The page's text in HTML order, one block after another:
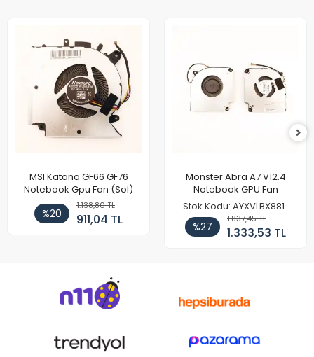
MSI Katana GF66 GF76
Notebook Gpu Fan (Sol)
%20
1.138,80 TL
911,04 TL
Monster Abra A7 V12.4
Notebook GPU Fan
Stok Kodu: AYXVLBX881
%27
1.837,45 TL
1.333,53 TL